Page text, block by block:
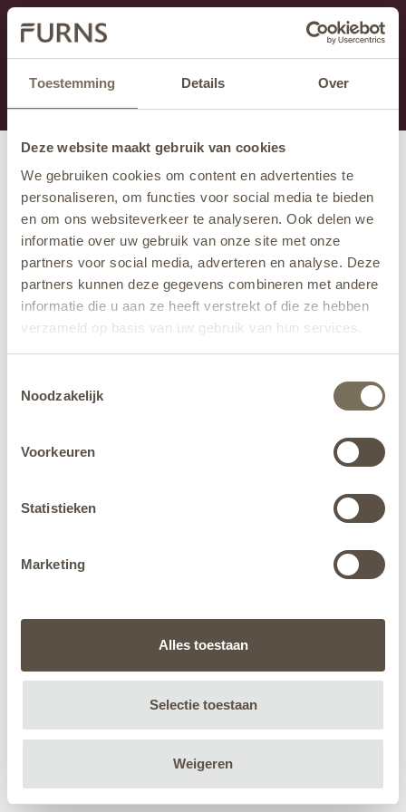
Toestemming Details Over
Deze website maakt gebruik van cookies
We gebruiken cookies om content en advertenties te
personaliseren, om functies voor social media te bieden
en om ons websiteverkeer te analyseren. Ook delen we
informatie over uw gebruik van onze site met onze
partners voor social media, adverteren en analyse. Deze
partners kunnen deze gegevens combineren met andere
informatie die u aan ze heeft verstrekt of die ze hebben
verzameld op basis van uw gebruik van hun services.
jehier.
Noodzakelijk
Voorkeuren
Statistieken
Marketing
Alles toestaan
Selectie toestaan
Weigeren
Dieser Abschnitt wird derzeit gewartet.
Wenn Sie Informationen vermissen, können Sie uns
unter +31 413 395 294 anrufen oder uns unter